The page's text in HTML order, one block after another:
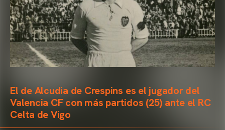
El de Alcudia de Crespins es el jugador del
Valencia CF con más partidos (25) ante el RC
Celta de Vigo